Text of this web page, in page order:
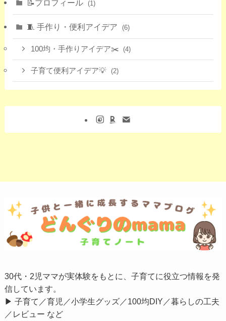
📝プロフィール (1)
🧵 手作り・便利アイデア (6)
100均・手作りアイデア✂️ (4)
子育て便利アイデア💡 (2)
30代・2児ママが実体験をもとに、子育てに役立つ情報を発
信しています。
▶︎ 子育て／育児／小学生グッズ／100均DIY／暮らしの工夫
／レビュー など